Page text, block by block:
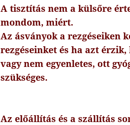
A tisztítás nem a külsőre
mondom, miért.
Az ásványok a rezgéseiken
rezgéseinket és ha azt
vagy nem egyenletes, ott
szükséges.
Az előállítás és a szállítás